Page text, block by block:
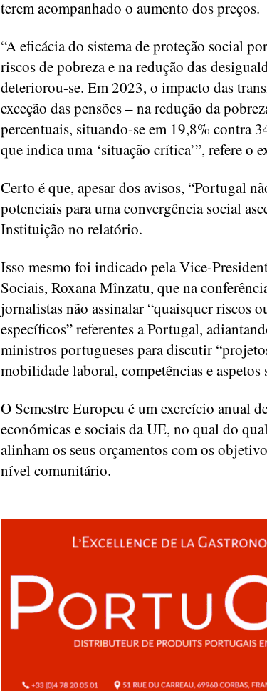
terem acompanhado o aumento dos preços.
“A eficácia do sistema de proteção social
riscos de pobreza e na redução das
deteriorou-se. Em 2023, o impacto das
exceção das pensões – na redução da
percentuais, situando-se em 19,8% contra
que indica uma ‘situação crítica’”, refere o
Certo é que, apesar dos avisos, “Portugal
potenciais para uma convergência social
Instituição no relatório.
Isso mesmo foi indicado pela Vice-
Sociais, Roxana Mînzatu, que na
jornalistas não assinalar “quaisquer riscos
específicos” referentes a Portugal,
ministros portugueses para discutir
mobilidade laboral, competências e aspetos
O Semestre Europeu é um exercício anual
económicas e sociais da UE, no qual do
alinham os seus orçamentos com os
nível comunitário.